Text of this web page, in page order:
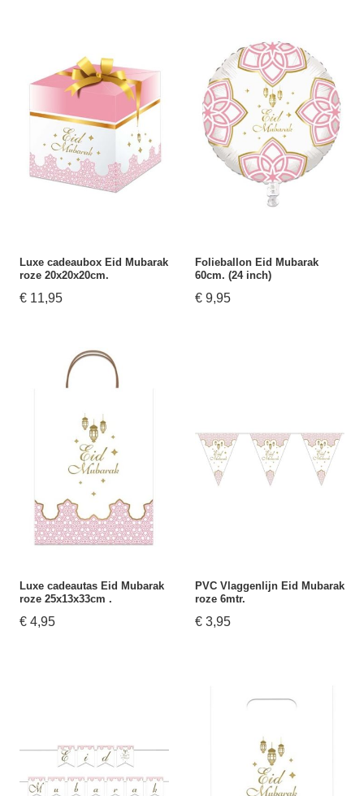
Luxe cadeaubox Eid Mubarak
roze 20x20x20cm.
€ 11,95
Folieballon Eid Mubarak
60cm. (24 inch)
€ 9,95
Luxe cadeautas Eid Mubarak
roze 25x13x33cm .
€ 4,95
PVC Vlaggenlijn Eid Mubarak
roze 6mtr.
€ 3,95